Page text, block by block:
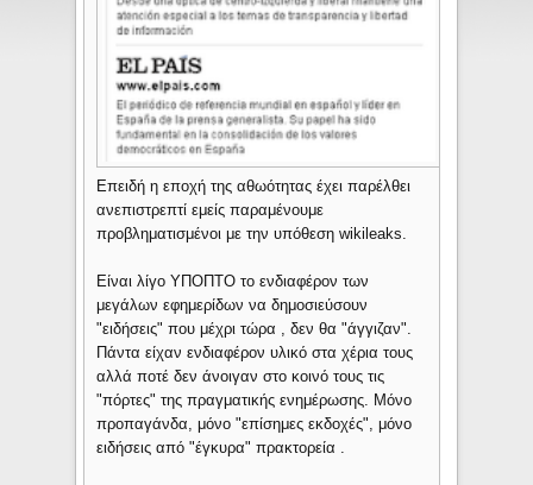
Επειδή η εποχή της αθωότητας έχει παρέλθει
ανεπιστρεπτί εμείς παραμένουμε
προβληματισμένοι με την υπόθεση wikileaks.
Είναι λίγο ΥΠΟΠΤΟ το ενδιαφέρον των
μεγάλων εφημερίδων να δημοσιεύσουν
"ειδήσεις" που μέχρι τώρα , δεν θα "άγγιζαν".
Πάντα είχαν ενδιαφέρον υλικό στα χέρια τους
αλλά ποτέ δεν άνοιγαν στο κοινό τους τις
"πόρτες" της πραγματικής ενημέρωσης. Μόνο
προπαγάνδα, μόνο "επίσημες εκδοχές", μόνο
ειδήσεις από "έγκυρα" πρακτορεία .